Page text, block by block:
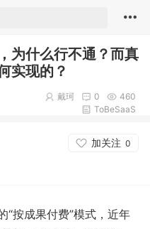
为什么行不通？而真
实现的？
460
0
戴珂
ToBeSaaS
加关注 0
“按成果付费”模式，近年